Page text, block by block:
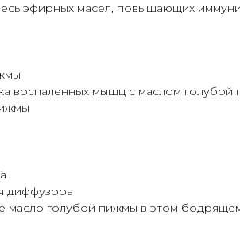
эфирных масел, повышающих
воспаленных мышц с маслом голубой
диффузора
масло голубой пижмы в этом